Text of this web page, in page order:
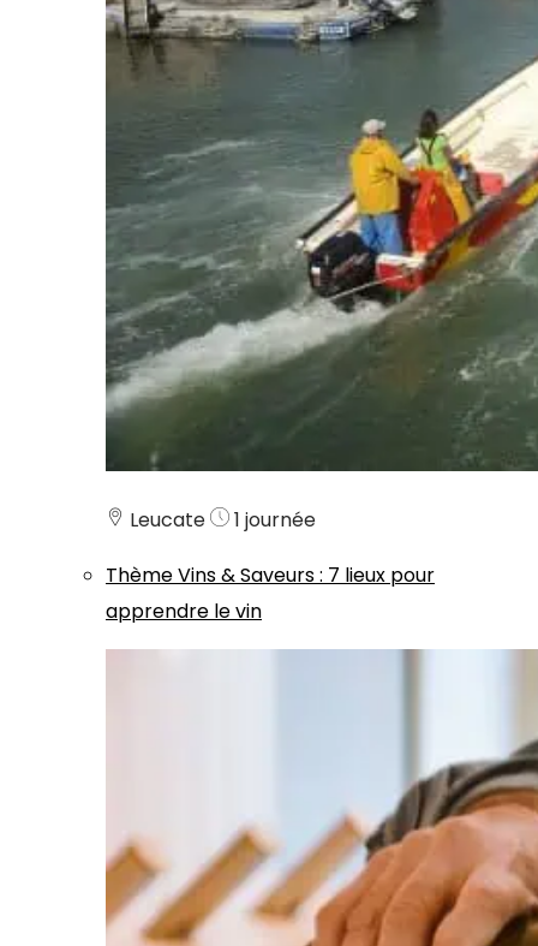
Leucate
1 journée
ThèmeVins & Saveurs: 7 lieux pour
apprendre le vin